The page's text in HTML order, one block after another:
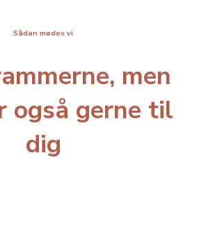
Sådan mødes vi
men
også gerne til
dig